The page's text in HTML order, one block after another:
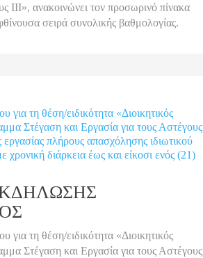
ΙΙΙ», ανακοινώνει τον προσωρινό πίνακα
σειρά συνολικής βαθμολογίας.
για τη θέση/ειδικότητα «Διοικητικός
Στέγαση και Εργασία για τους Αστέγους
πλήρους απασχόλησης ιδιωτικού
χρονική διάρκεια έως και είκοσι ενός (21)
για τη θέση/ειδικότητα «Διοικητικός
Στέγαση και Εργασία για τους Αστέγους